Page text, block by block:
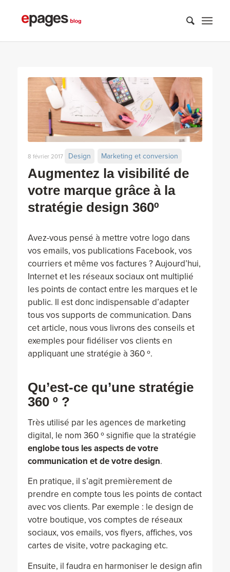
Augmentez la visibilité de
votre marque grâce à la
stratégie design 360º
8 février 2017 Design Marketing et conversion
Avez-vous pensé à mettre votre logo dans
vos emails, vos publications Facebook, vos
courriers et même vos factures ? Aujourd’hui,
Internet et les réseaux sociaux ont multiplié
les points de contact entre les marques et le
public. Il est donc indispensable d’adapter
tous vos supports de communication. Dans
cet article, nous vous livrons des conseils et
exemples pour fidéliser vos clients en
appliquant une stratégie à 360 º.
Qu’est-ce qu’une stratégie
360 º ?
Très utilisé par les agences de marketing
digital, le nom 360 º signifie que la stratégie
englobe tous les aspects de votre
communication et de votre design.
En pratique, il s’agit premièrement de
prendre en compte tous les points de contact
avec vos clients. Par exemple : le design de
votre boutique, vos comptes de réseaux
sociaux, vos emails, vos flyers, affiches, vos
cartes de visite, votre packaging etc.
Ensuite, il faudra en harmoniser le design afin